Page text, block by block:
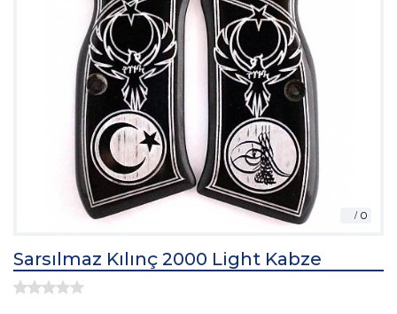
Sarsılmaz Kılınç 2000 Light Kabze